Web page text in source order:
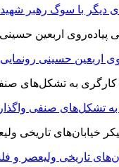
اربعین حسینی
تشکل‌های صنفی
تاریخی ولیعصر و